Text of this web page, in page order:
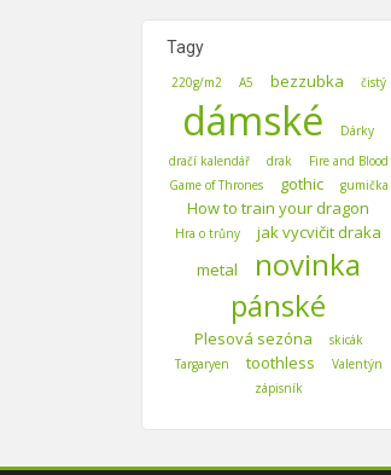
Tagy
220g/m2 A5 bezzubka čistý
dámské
Dárky
dračí kalendář
drak
Fire and Blood
Game of Thrones
gothic gumička
How to train your dragon
Hra o trůny
jak vycvičit draka
metal
novinka
pánské
Plesová sezóna
skicák
Targaryen
toothless
Valentýn
zápisník